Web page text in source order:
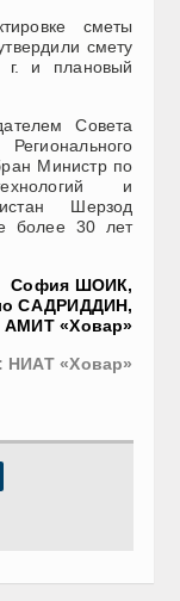
сметы
смету
и плановый
Совета
Министр по
и
Шерзод
более 30 лет
София ШОИК,
САДРИДДИН,
АМИТ «Ховар»
«Ховар»